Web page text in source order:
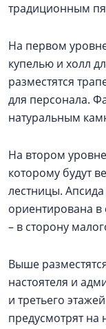
традиционным
На первом
купелью и холл
разместятся
для персонала.
натуральным
На втором
которому будут
лестницы.
ориентирована в
– в сторону
Выше
настоятеля и
и третьего
предусмотрят